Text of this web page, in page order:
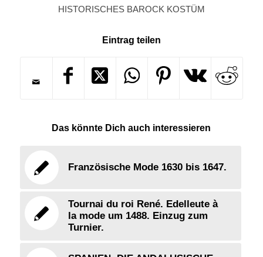
HISTORISCHES BAROCK KOSTÜM
Eintrag teilen
Das könnte Dich auch interessieren
Französische Mode 1630 bis 1647.
Tournai du roi René. Edelleute à
la mode um 1488. Einzug zum
Turnier.